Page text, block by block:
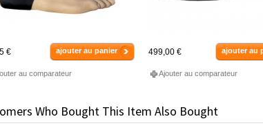
€ ajouter au panier
au comparateur
499,00 € ajouter au
Ajouter au comparateur
Who Bought This Item Also Bought